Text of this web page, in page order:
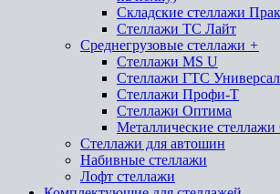
Складские стеллажи
Стеллажи ТС Лайт
Среднегрузовые стеллажи +
Стеллажи MS U
Стеллажи ГТС Универсал
Стеллажи Профи-Т
Стеллажи Оптима
Металлические
Стеллажи для автошин
Набивные стеллажи
Лофт стеллажи